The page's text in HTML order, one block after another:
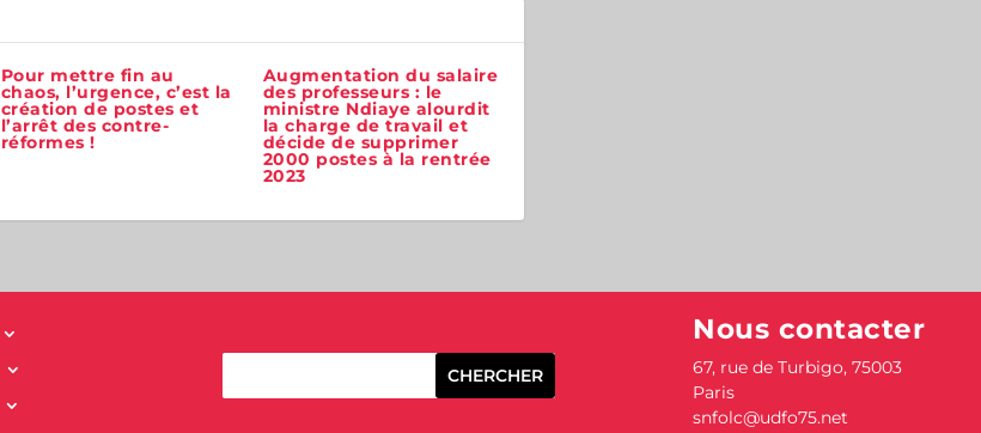
Pour mettre fin au
chaos, l’urgence, c’est la
création de postes et
l’arrêt des contre-
réformes !
Augmentation du salaire
des professeurs : le
ministre Ndiaye alourdit
la charge de travail et
décide de supprimer
2000 postes à la rentrée
2023
Nous contacter
67, rue de Turbigo, 75003
Paris
snfolc@udfo75.net